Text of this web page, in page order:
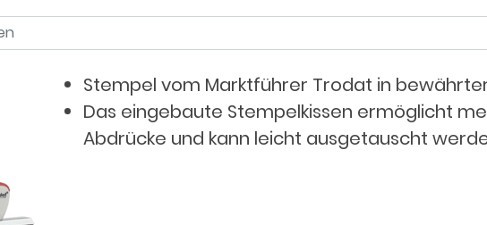
Stempel vom Marktführer Trodat in
Das eingebaute Stempelkissen ermöglicht
Abdrücke und kann leicht ausgetauscht